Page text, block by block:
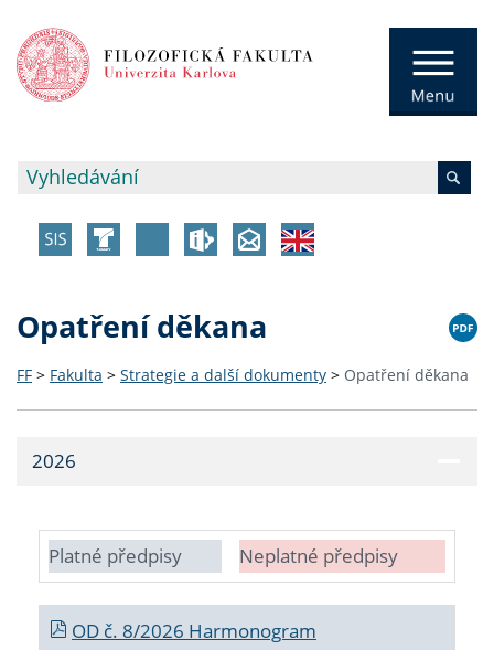
Opatření děkana
FF > Fakulta > Strategie a další dokumenty > Opatření děkana
2026
Platné předpisy Neplatné předpisy
OD č. 8/2026 Harmonogram